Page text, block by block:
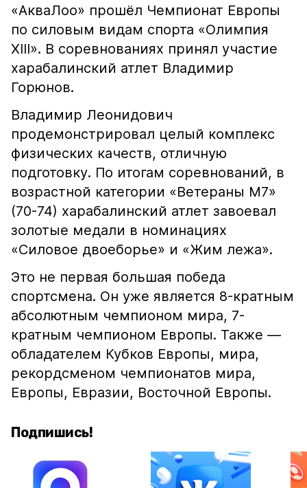
«АкваЛоо» прошёл Чемпионат Европы
по силовым видам спорта «Олимпия
XIII». В соревнованиях принял участие
харабалинский атлет Владимир
Горюнов.
Владимир Леонидович
продемонстрировал целый комплекс
физических качеств, отличную
подготовку. По итогам соревнований, в
возрастной категории «Ветераны М7»
(70-74) харабалинский атлет завоевал
золотые медали в номинациях
«Силовое двоеборье» и «Жим лежа».
Это не первая большая победа
спортсмена. Он уже является 8-кратным
абсолютным чемпионом мира, 7-
кратным чемпионом Европы. Также —
обладателем Кубков Европы, мира,
рекордсменом чемпионатов мира,
Европы, Евразии, Восточной Европы.
Подпишись!